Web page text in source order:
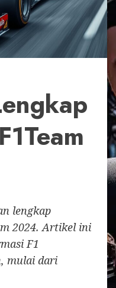
lengkap
2024. Artikel ini
F1
mulai dari